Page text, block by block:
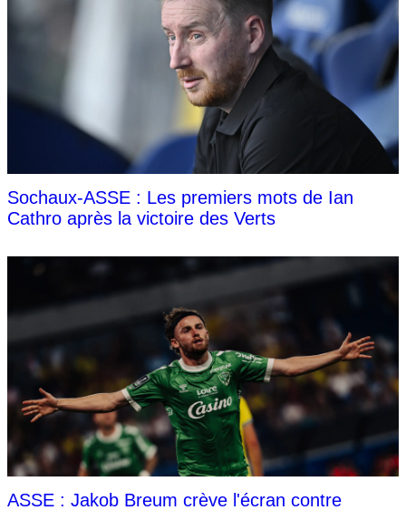
Sochaux-ASSE : Les premiers mots de Ian
Cathro après la victoire des Verts
ASSE : Jakob Breum crève l'écran contre